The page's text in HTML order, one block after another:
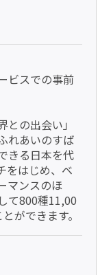
ビスでの事前
の出会い」
れあいのすば
きる日本を代
をはじめ、ベ
マンスのほ
て800種11,00
ができます。